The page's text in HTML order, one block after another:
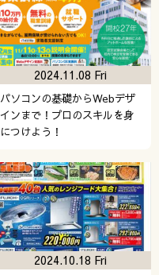
パソコンの基礎からWebデザ
インまで！プロのスキルを身
につけよう！
2024.11.08 Fri
2024.10.18 Fri